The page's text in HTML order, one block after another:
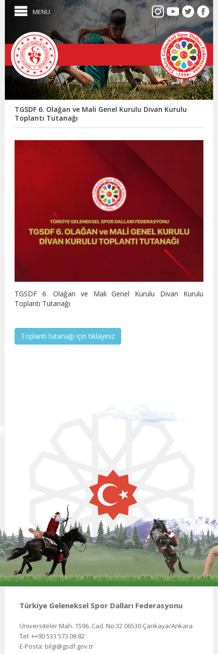
MENU
TGSDF 6. Olağan ve Mali Genel Kurulu Divan Kurulu
Toplantı Tutanağı
TGSDF 6. Olağan ve Mali Genel Kurulu Divan Kurulu
Toplantı Tutanağı
Toplantı tutanağı için tıklayınız
Türkiye Geleneksel Spor Dalları Federasyonu
Üniversiteler Mah. 1596. Cad. No:32 06530 Çankaya/Ankara
Tel: ++90 533 573 08 82
E-Posta: bilgi@gsdf.gov.tr